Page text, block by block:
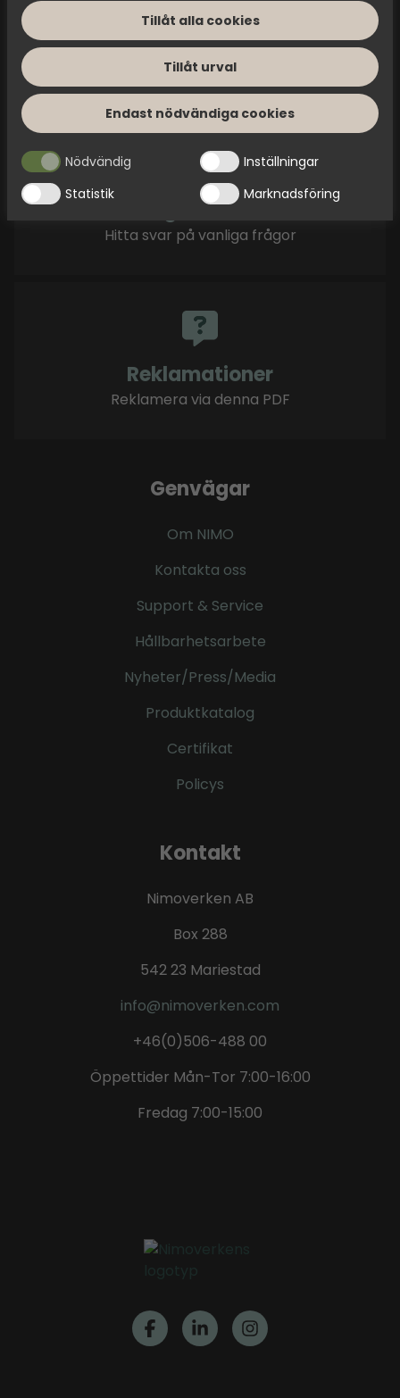
bolagen måste lämna över uppgifter till brottsbekämpande
myndigheter i USA om de får en sådan begäran. Det kan dock
vara svårt eller omöjligt för dig att hävda dina rättigheter, t.ex.
rätten till radering, gällande eventuella personuppgifter som de
brottsbekämpande myndigheterna har fått tillgång till. Genom
att godkänna statistik och marknadsförings-cookies nedan
bekräftar du att du samtycker till att data överförs till tredje land.
En av våra cookie-leverantörer är Google, som samlar in viss
data för personalisering och för att mäta annonsers effektivitet.
Läs mer om denna leverantör
Tillåt alla cookies
Tillåt urval
Endast nödvändiga cookies
Nödvändig
Inställningar
Statistik
Marknadsföring
Dokumentbank
Reservdelar, manualer m.m.
Frågor & Svar
Hitta svar på vanliga frågor
Reklamationer
Reklamera via denna PDF
Genvägar
Om NIMO
Kontakta oss
Support & Service
Hållbarhetsarbete
Nyheter/Press/Media
Produktkatalog
Certifikat
Policys
Kontakt
Nimoverken AB
Box 288
542 23 Mariestad
info@nimoverken.com
+46(0)506-488 00
Öppettider Mån-Tor 7:00-16:00
Fredag 7:00-15:00